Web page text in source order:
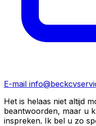
E-mail
Het is helaas niet altijd
beantwoorden, maar u
inspreken. Ik bel u zo